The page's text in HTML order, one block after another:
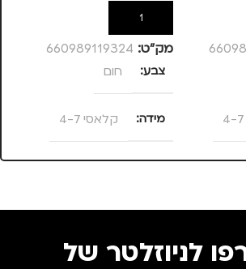
C
הוספה לסל
מק”ט: 660989119324
צבע חום
מידה קלאסי 4-7
מותגים C SECURE
לניוזלטר של